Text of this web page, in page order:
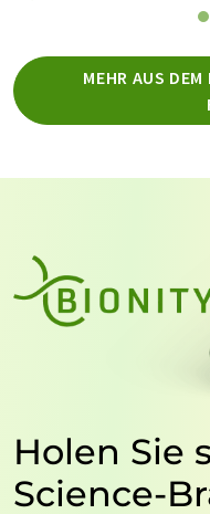
MEHR AUS
Holen Sie
Science-